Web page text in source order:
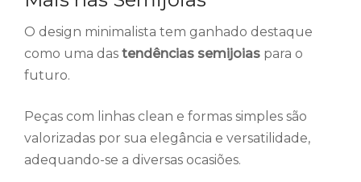
O design minimalista tem ganhado destaque
como uma das tendências semijoias para o
futuro.
Peças com linhas clean e formas simples são
valorizadas por sua elegância e versatilidade,
adequando-se a diversas ocasiões.